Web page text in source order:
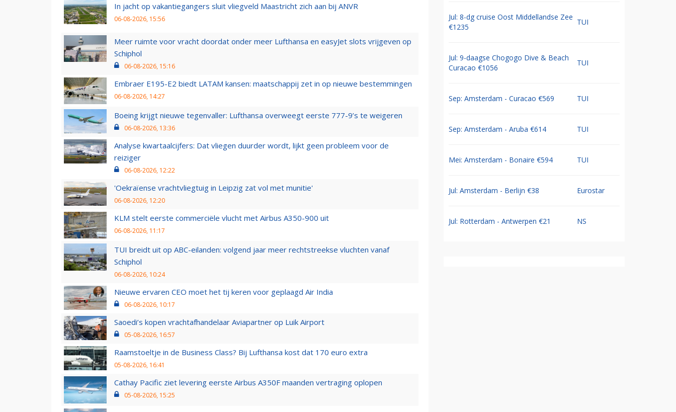
In jacht op vakantiegangers sluit vliegveld Maastricht zich aan bij ANVR
06-08-2026, 15:56
Meer ruimte voor vracht doordat onder meer Lufthansa en easyJet slots vrijgeven op
Schiphol
06-08-2026, 15:16
Embraer E195-E2 biedt LATAM kansen: maatschappij zet in op nieuwe bestemmingen
06-08-2026, 14:27
Boeing krijgt nieuwe tegenvaller: Lufthansa overweegt eerste 777-9’s te weigeren
06-08-2026, 13:36
Analyse kwartaalcijfers: Dat vliegen duurder wordt, lijkt geen probleem voor de
reiziger
06-08-2026, 12:22
'Oekraïense vrachtvliegtuig in Leipzig zat vol met munitie'
06-08-2026, 12:20
KLM stelt eerste commerciële vlucht met Airbus A350-900 uit
06-08-2026, 11:17
TUI breidt uit op ABC-eilanden: volgend jaar meer rechtstreekse vluchten vanaf
Schiphol
06-08-2026, 10:24
Nieuwe ervaren CEO moet het tij keren voor geplaagd Air India
06-08-2026, 10:17
Saoedi’s kopen vrachtafhandelaar Aviapartner op Luik Airport
05-08-2026, 16:57
Raamstoeltje in de Business Class? Bij Lufthansa kost dat 170 euro extra
05-08-2026, 16:41
Cathay Pacific ziet levering eerste Airbus A350F maanden vertraging oplopen
05-08-2026, 15:25
Jul: 8-dg cruise Oost Middellandse Zee
€1235
TUI
Jul: 9-daagse Chogogo Dive & Beach
Curacao €1056
TUI
Sep: Amsterdam - Curacao €569 TUI
Sep: Amsterdam - Aruba €614 TUI
Mei: Amsterdam - Bonaire €594 TUI
Jul: Amsterdam - Berlijn €38 Eurostar
Jul: Rotterdam - Antwerpen €21 NS